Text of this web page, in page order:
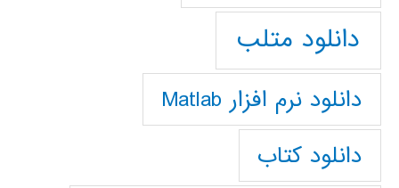
دانلود متلب
دانلود نرم افزار Matlab
دانلود کتاب